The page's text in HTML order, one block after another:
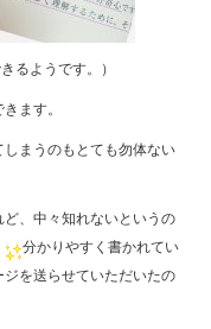
るようです。）
ます。
まうのもとても勿体ない
、中々知れないというの
分かりやすく書かれてい
を送らせていただいたの